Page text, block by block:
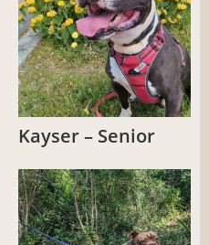
Kayser – Senior